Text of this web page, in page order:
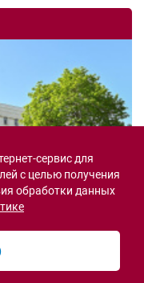
сервис для
с целью получения
обработки данных